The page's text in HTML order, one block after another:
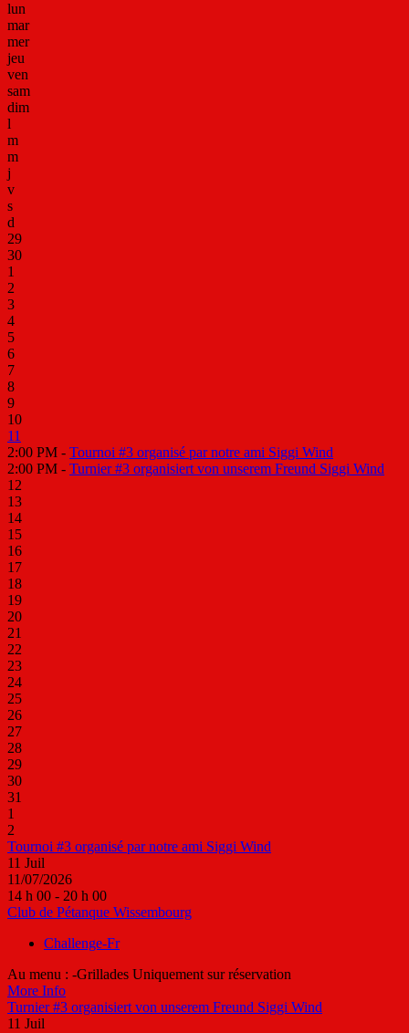
lun
mar
mer
jeu
ven
sam
dim
l
m
m
j
v
s
d
29
30
1
2
3
4
5
6
7
8
9
10
11
2:00 PM - Tournoi #3 organisé par notre ami Siggi Wind
2:00 PM - Turnier #3 organisiert von unserem Freund Siggi Wind
12
13
14
15
16
17
18
19
20
21
22
23
24
25
26
27
28
29
30
31
1
2
Tournoi #3 organisé par notre ami Siggi Wind
11 Juil
11/07/2026
14 h 00 - 20 h 00
Club de Pétanque Wissembourg
Challenge-Fr
Au menu : -Grillades Uniquement sur réservation
More Info
Turnier #3 organisiert von unserem Freund Siggi Wind
11 Juil